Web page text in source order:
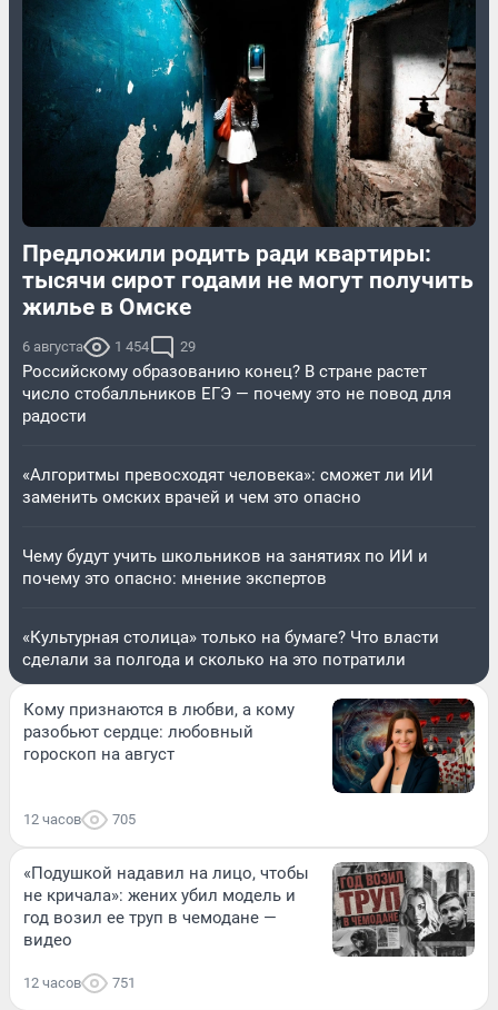
Предложили родить ради квартиры:
тысячи сирот годами не могут получить
жилье в Омске
6 августа 1 454 29
Российскому образованию конец? В стране растет
число стобалльников ЕГЭ — почему это не повод для
радости
«Алгоритмы превосходят человека»: сможет ли ИИ
заменить омских врачей и чем это опасно
Чему будут учить школьников на занятиях по ИИ и
почему это опасно: мнение экспертов
«Культурная столица» только на бумаге? Что власти
сделали за полгода и сколько на это потратили
Кому признаются в любви, а кому
разобьют сердце: любовный
гороскоп на август
12 часов 705
«Подушкой надавил на лицо, чтобы
не кричала»: жених убил модель и
год возил ее труп в чемодане —
видео
12 часов 751